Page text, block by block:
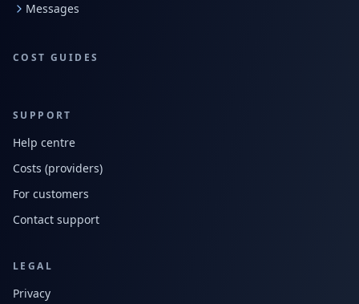
Messages
COST GUIDES
SUPPORT
Help centre
Costs (providers)
For customers
Contact support
LEGAL
Privacy